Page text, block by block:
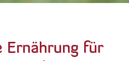
Ernährung für